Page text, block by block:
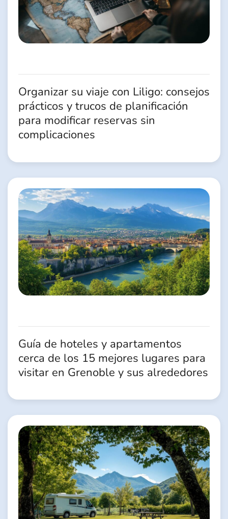
Organizar su viaje con Liligo: consejos
prácticos y trucos de planificación
para modificar reservas sin
complicaciones
Guía de hoteles y apartamentos
cerca de los 15 mejores lugares para
visitar en Grenoble y sus alrededores